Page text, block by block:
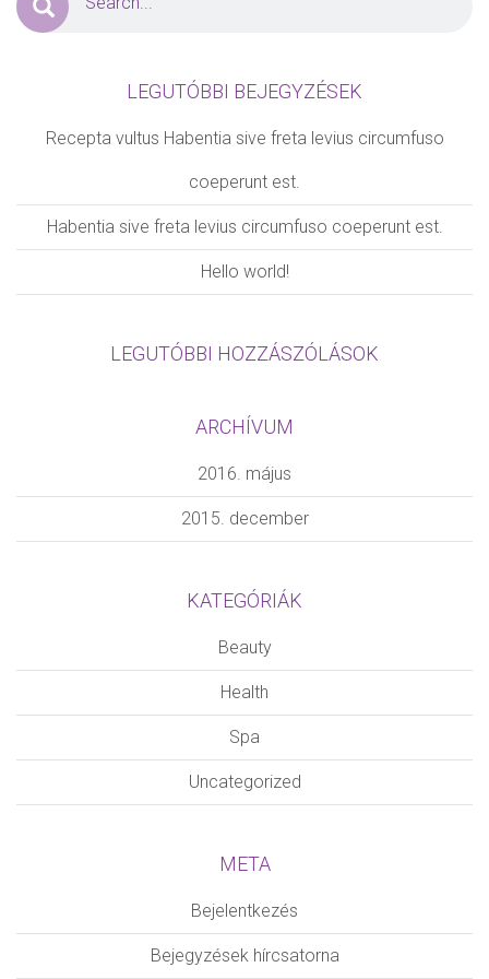
LEGUTÓBBI BEJEGYZÉSEK
Recepta vultus Habentia sive freta levius circumfuso
coeperunt est.
Habentia sive freta levius circumfuso coeperunt est.
Hello world!
LEGUTÓBBI HOZZÁSZÓLÁSOK
ARCHÍVUM
2016. május
2015. december
KATEGÓRIÁK
Beauty
Health
Spa
Uncategorized
META
Bejelentkezés
Bejegyzések hírcsatorna
Keresztnév
Telefon* E-mail*
Frissítési értesítések
Kérem, adja meg a két számjeggyet!
12